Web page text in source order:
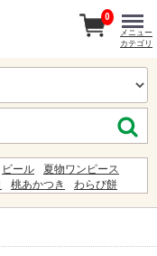
ビール
夏物ワンピース
桃あかつき
わらび餅
0
メニュー
カテゴリ